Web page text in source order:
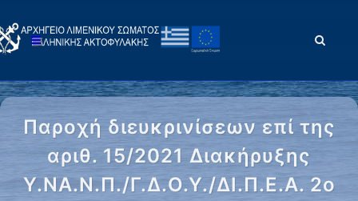
Παροχή διευκρινίσεων επί της
αριθ. 15/2021 Διακήρυξης
Υ.ΝΑ.Ν.Π./Γ.Δ.Ο.Υ./ΔΙ.Π.Ε.Α. 2ο